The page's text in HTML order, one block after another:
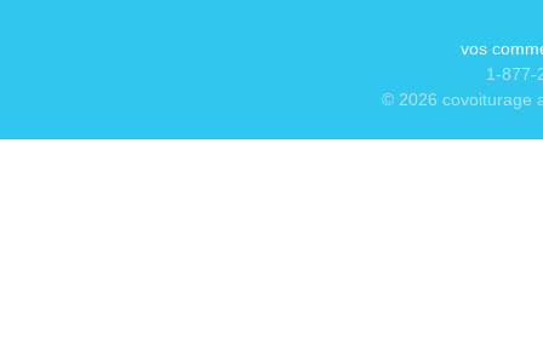
vos
1-877-
© 2026 covoiturage